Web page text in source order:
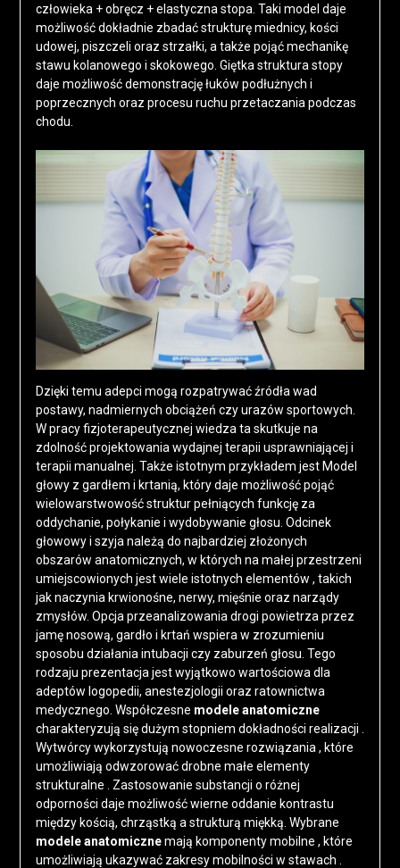
człowieka + obręcz + elastyczna stopa. Taki model daje
możliwość dokładnie zbadać strukturę miednicy, kości
udowej, piszczeli oraz strzałki, a także pojąć mechanikę
stawu kolanowego i skokowego. Giętka struktura stopy
daje możliwość demonstrację łuków podłużnych i
poprzecznych oraz procesu ruchu przetaczania podczas
chodu.
Dzięki temu adepci mogą rozpatrywać źródła wad
postawy, nadmiernych obciążeń czy urazów sportowych.
W pracy fizjoterapeutycznej wiedza ta skutkuje na
zdolność projektowania wydajnej terapii usprawniającej i
terapii manualnej. Także istotnym przykładem jest Model
głowy z gardłem i krtanią, który daje możliwość pojąć
wielowarstwowość struktur pełniących funkcję za
oddychanie, połykanie i wydobywanie głosu. Odcinek
głowowy i szyja należą do najbardziej złożonych
obszarów anatomicznych, w których na małej przestrzeni
umiejscowionych jest wiele istotnych elementów , takich
jak naczynia krwionośne, nerwy, mięśnie oraz narządy
zmysłów. Opcja przeanalizowania drogi powietrza przez
jamę nosową, gardło i krtań wspiera w zrozumieniu
sposobu działania intubacji czy zaburzeń głosu. Tego
rodzaju prezentacja jest wyjątkowo wartościowa dla
adeptów logopedii, anestezjologii oraz ratownictwa
medycznego. Współczesne modele anatomiczne
charakteryzują się dużym stopniem dokładności realizacji .
Wytwórcy wykorzystują nowoczesne rozwiązania , które
umożliwiają odwzorować drobne małe elementy
strukturalne . Zastosowanie substancji o różnej
odporności daje możliwość wierne oddanie kontrastu
między kością, chrząstką a strukturą miękką. Wybrane
modele anatomicznemają komponenty mobilne , które
umożliwiają ukazywać zakresy mobilności w stawach .